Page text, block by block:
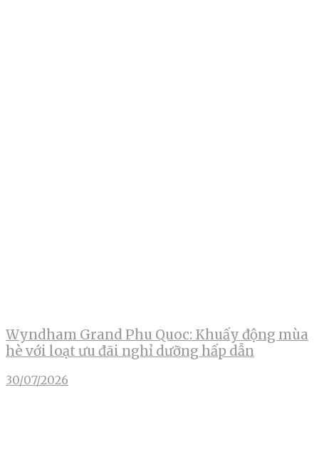
Wyndham Grand Phu Quoc: Khuấy động mùa
hè với loạt ưu đãi nghỉ dưỡng hấp dẫn
30/07/2026